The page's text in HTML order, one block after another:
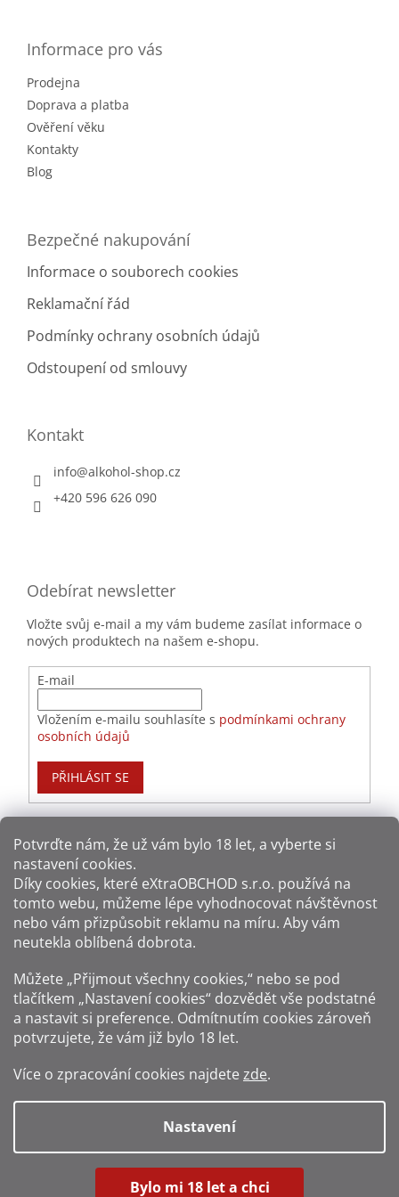
Potvrďte nám​​, že už vám bylo 18 let, a vyberte si
nastavení cookies.
Díky cookies, které eXtraOBCHOD s.r.o. používá na
tomto webu, můžeme lépe vyhodnocovat návštěvnost
nebo vám přizpůsobit reklamu na míru. Aby vám
neutekla oblíbená dobrota.
Můžete „Přijmout všechny cookies,“ nebo se pod
tlačítkem „Nastavení cookies“ dozvědět vše podstatné
a nastavit si preference. Odmítnutím cookies zároveň
potvrzujete, že vám již bylo 18 let.
Více o zpracování cookies najdete zde.
Nastavení
Bylo mi 18 let a chci
Informace pro vás
Prodejna
Doprava a platba
Ověření věku
Kontakty
Blog
Bezpečné nakupování
Informace o souborech cookies
Reklamační řád
Podmínky ochrany osobních údajů
Odstoupení od smlouvy
Kontakt
info@alkohol-shop.cz
+420 596 626 090
Odebírat newsletter
Vložte svůj e-mail a my vám budeme zasílat informace o
nových produktech na našem e-shopu.
E-mail
Vložením e-mailu souhlasíte s podmínkami ochrany
osobních údajů
PŘIHLÁSIT SE
Způsoby dopravy:
Zákaz prodeje alkoholu osobám mladším 18 let.
Vytvořil Shoptet